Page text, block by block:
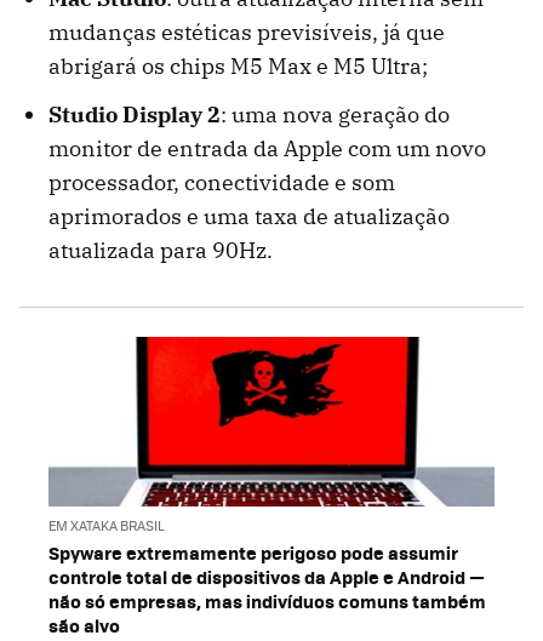
mudanças estéticas previsíveis, já que
abrigará os chips M5 Max e M5 Ultra;
Studio Display 2: uma nova geração do
monitor de entrada da Apple com um novo
processador, conectividade e som
aprimorados e uma taxa de atualização
atualizada para 90Hz.
EM XATAKA BRASIL
Spyware extremamente perigoso pode assumir
controle total de dispositivos da Apple e Android —
não só empresas, mas indivíduos comuns também
são alvo